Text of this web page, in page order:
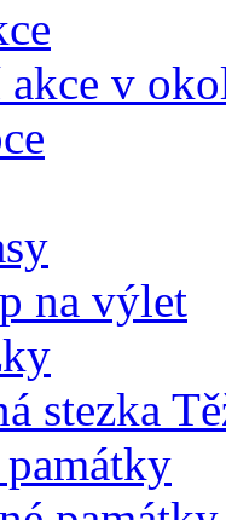
v
na výlet
stezka